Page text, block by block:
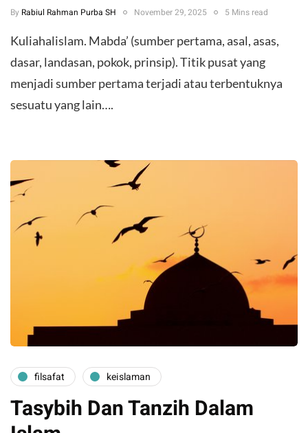
By Rabiul Rahman Purba SH November 29, 2025 5 Mins read
Kuliahalislam. Mabda’ (sumber pertama, asal, asas,
dasar, landasan, pokok, prinsip). Titik pusat yang
menjadi sumber pertama terjadi atau terbentuknya
sesuatu yang lain….
filsafat keislaman
Tasybih Dan Tanzih Dalam